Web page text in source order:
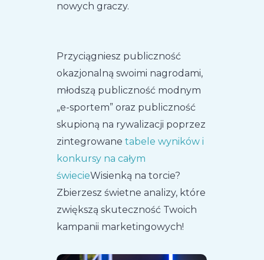
nowych graczy.
Przyciągniesz publiczność
okazjonalną swoimi nagrodami,
młodszą publiczność modnym
„e-sportem” oraz publiczność
skupioną na rywalizacji poprzez
zintegrowanetabele wyników i
konkursy na całym
świecieWisienką na torcie?
Zbierzesz świetne analizy, które
zwiększą skuteczność Twoich
kampanii marketingowych!